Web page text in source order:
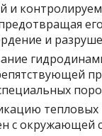
и
его
и
с окружающей